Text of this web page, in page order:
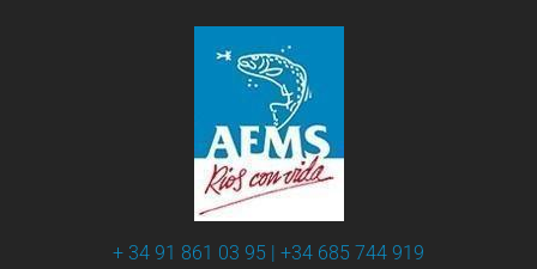
+ 34 91 861 03 95 | +34 685 744 919